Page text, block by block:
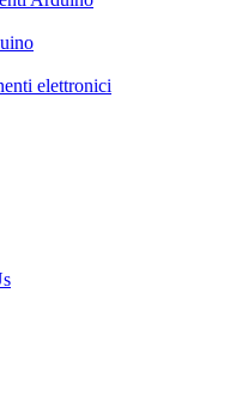
elettronici